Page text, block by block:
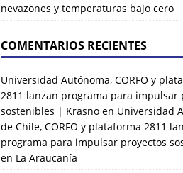
nevazones y temperaturas bajo cero
COMENTARIOS RECIENTES
Universidad Autónoma, CORFO y
2811 lanzan programa para impulsar
sostenibles | Krasnoen Universidad
de Chile, CORFO y plataforma 2811
programa para impulsar proyectos
en La Araucanía